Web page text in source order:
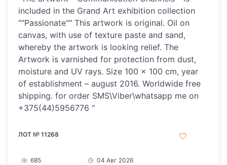
included in the Grand Art exhibition collection
""Passionate"" This artwork is original. Oil on
canvas, with use of texture paste and sand,
whereby the artwork is looking relief. The
Artwork is varnished for protection from dust,
moisture and UV rays. Size 100 x 100 cm, year
of establishment – august 2016. Worldwide free
shipping. for order SMS\Viber\whatsapp me on
+375(44)5956776 "
ЛОТ № 11268
685 04 Авг 2026